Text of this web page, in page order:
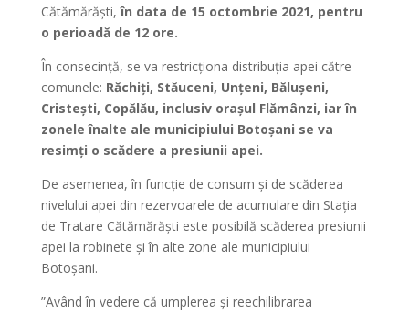
Cătămărăști, în data de 15 octombrie 2021, pentru
o perioadă de 12 ore.
În consecință, se va restricţiona distribuţia apei către
comunele: Răchiţi, Stăuceni, Unţeni, Băluşeni,
Cristeşti, Copălău, inclusiv oraşul Flămânzi, iar în
zonele înalte ale municipiului Botoșani se va
resimți o scădere a presiunii apei.
De asemenea, în funcție de consum și de scăderea
nivelului apei din rezervoarele de acumulare din Stația
de Tratare Cătămărăști este posibilă scăderea presiunii
apei la robinete și în alte zone ale municipiului
Botoşani.
”Având în vedere că umplerea și reechilibrarea